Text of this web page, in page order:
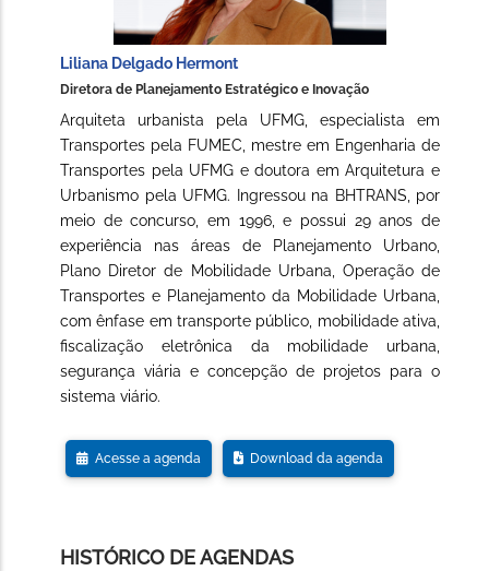
Liliana Delgado Hermont
Diretora de Planejamento Estratégico e Inovação
Arquiteta urbanista pela UFMG, especialista em
Transportes pela FUMEC, mestre em Engenharia de
Transportes pela UFMG e doutora em Arquitetura e
Urbanismo pela UFMG. Ingressou na BHTRANS, por
meio de concurso, em 1996, e possui 29 anos de
experiência nas áreas de Planejamento Urbano,
Plano Diretor de Mobilidade Urbana, Operação de
Transportes e Planejamento da Mobilidade Urbana,
com ênfase em transporte público, mobilidade ativa,
fiscalização eletrônica da mobilidade urbana,
segurança viária e concepção de projetos para o
sistema viário.
Acesse a agenda Download da agenda
HISTÓRICO DE AGENDAS